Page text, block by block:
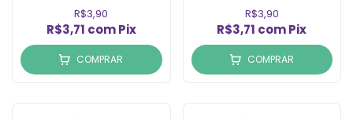
R$3,90
R$3,71 com Pix
COMPRAR
R$3,90
R$3,71 comPix
COMPRAR